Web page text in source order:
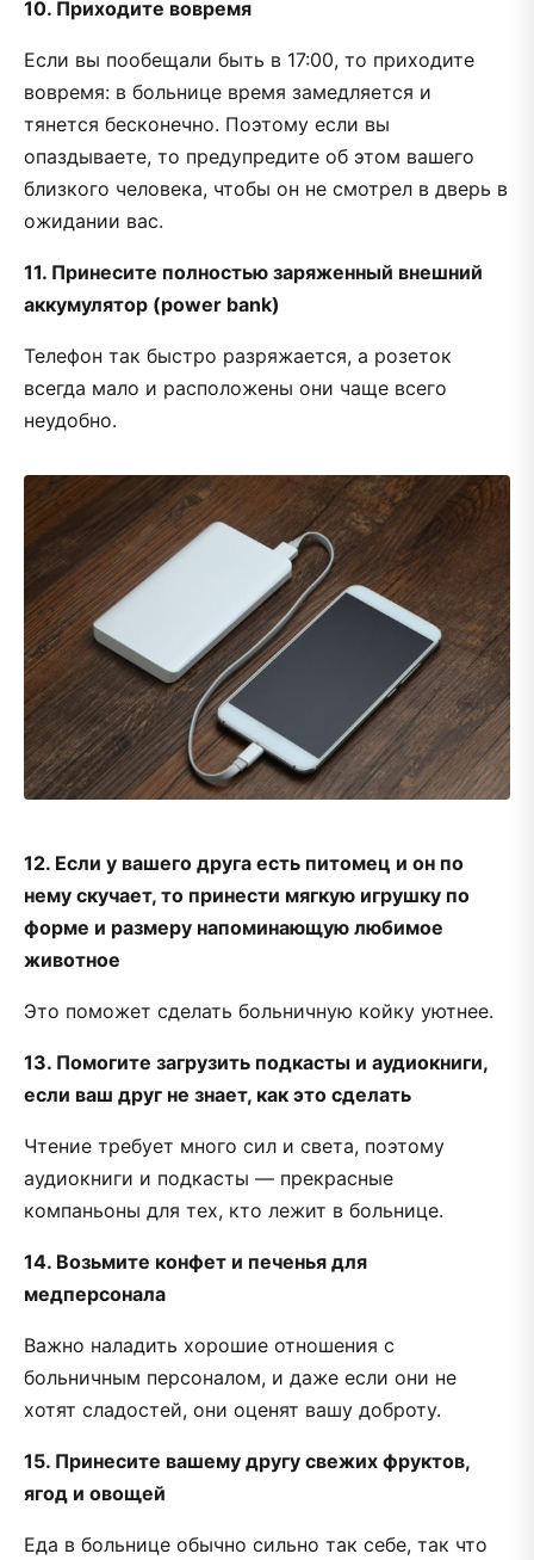
10. Приходите вовремя
Если вы пообещали быть в 17:00, то приходите
вовремя: в больнице время замедляется и
тянется бесконечно. Поэтому если вы
опаздываете, то предупредите об этом вашего
близкого человека, чтобы он не смотрел в дверь в
ожидании вас.
11. Принесите полностью заряженный внешний
аккумулятор (power bank)
Телефон так быстро разряжается, а розеток
всегда мало и расположены они чаще всего
неудобно.
12. Если у вашего друга есть питомец и он по
нему скучает, то принести мягкую игрушку по
форме и размеру напоминающую любимое
животное
Это поможет сделать больничную койку уютнее.
13. Помогите загрузить подкасты и аудиокниги,
если ваш друг не знает, как это сделать
Чтение требует много сил и света, поэтому
аудиокниги и подкасты — прекрасные
компаньоны для тех, кто лежит в больнице.
14. Возьмите конфет и печенья для
медперсонала
Важно наладить хорошие отношения с
больничным персоналом, и даже если они не
хотят сладостей, они оценят вашу доброту.
15. Принесите вашему другу свежих фруктов,
ягод и овощей
Еда в больнице обычно сильно так себе, так что